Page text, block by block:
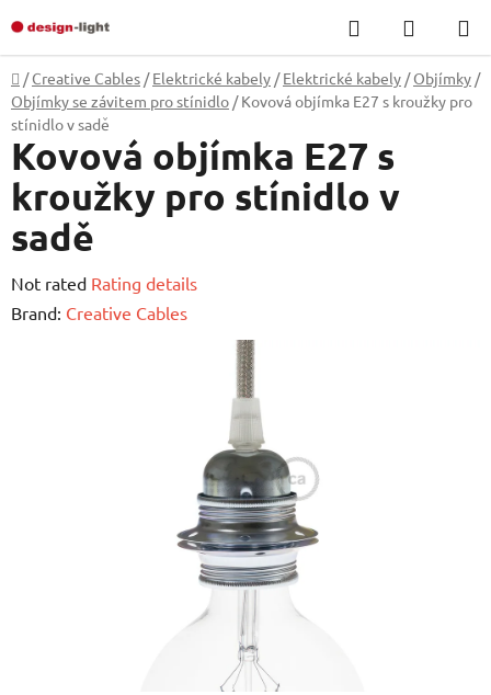
to
content
Search
CART
Home
/ Creative Cables / Elektrické kabely / Elektrické kabely / Objímky /
Objímky se závitem pro stínidlo / Kovová objímka E27 s kroužky pro
stínidlo v sadě
Kovová objímka E27 s
kroužky pro stínidlo v
sadě
The
average
Not rated Rating details
Brand: Creative Cables